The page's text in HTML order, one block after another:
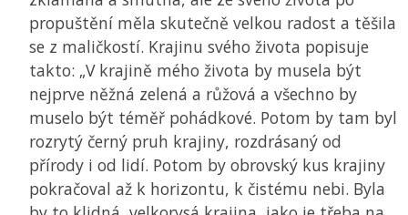
propuštění měla skutečně velkou radost a těšila
se z maličkostí. Krajinu svého života popisuje
takto: „V krajině mého života by musela být
nejprve něžná zelená a růžová a všechno by
muselo být téměř pohádkové. Potom by tam byl
rozrytý černý pruh krajiny, rozdrásaný od
přírody i od lidí. Potom by obrovský kus krajiny
pokračoval až k horizontu, k čistému nebi. Byla